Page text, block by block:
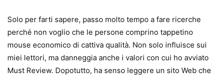
Solo per farti sapere, passo molto tempo a fare ricerche
perché non voglio che le persone comprino tappetino
mouse economico di cattiva qualità. Non solo influisce sui
miei lettori, ma danneggia anche i valori con cui ho avviato
Must Review. Dopotutto, ha senso leggere un sito Web che